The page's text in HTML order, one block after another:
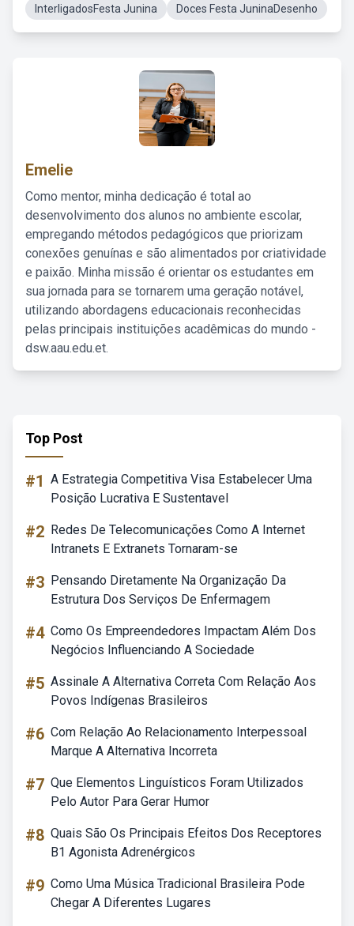
InterligadosFesta Junina
Doces Festa JuninaDesenho
Emelie
Como mentor, minha dedicação é total ao
desenvolvimento dos alunos no ambiente escolar,
empregando métodos pedagógicos que priorizam
conexões genuínas e são alimentados por criatividade
e paixão. Minha missão é orientar os estudantes em
sua jornada para se tornarem uma geração notável,
utilizando abordagens educacionais reconhecidas
pelas principais instituições acadêmicas do mundo -
dsw.aau.edu.et.
Top Post
#1 A Estrategia Competitiva Visa Estabelecer Uma
Posição Lucrativa E Sustentavel
#2 Redes De Telecomunicações Como A Internet
Intranets E Extranets Tornaram-se
#3 Pensando Diretamente Na Organização Da
Estrutura Dos Serviços De Enfermagem
#4 Como Os Empreendedores Impactam Além Dos
Negócios Influenciando A Sociedade
#5 Assinale A Alternativa Correta Com Relação Aos
Povos Indígenas Brasileiros
#6 Com Relação Ao Relacionamento Interpessoal
Marque A Alternativa Incorreta
#7 Que Elementos Linguísticos Foram Utilizados
Pelo Autor Para Gerar Humor
#8 Quais São Os Principais Efeitos Dos Receptores
B1 Agonista Adrenérgicos
#9 Como Uma Música Tradicional Brasileira Pode
Chegar A Diferentes Lugares